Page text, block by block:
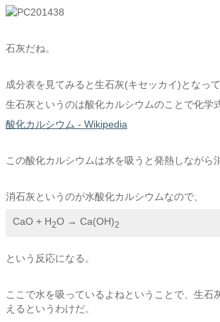
石灰だね。
成分表を見てみると生石灰(キセッカイ)となって
生石灰というのは酸化カルシウムのことで化学
酸化カルシウム - Wikipedia
この酸化カルシウムは水を吸うと発熱しながら
消石灰というのが水酸化カルシウムなので、
CaO + H2O → Ca(OH)2
という反応になる。
ここで水を吸っているよねということで、生石
えるというわけだ。